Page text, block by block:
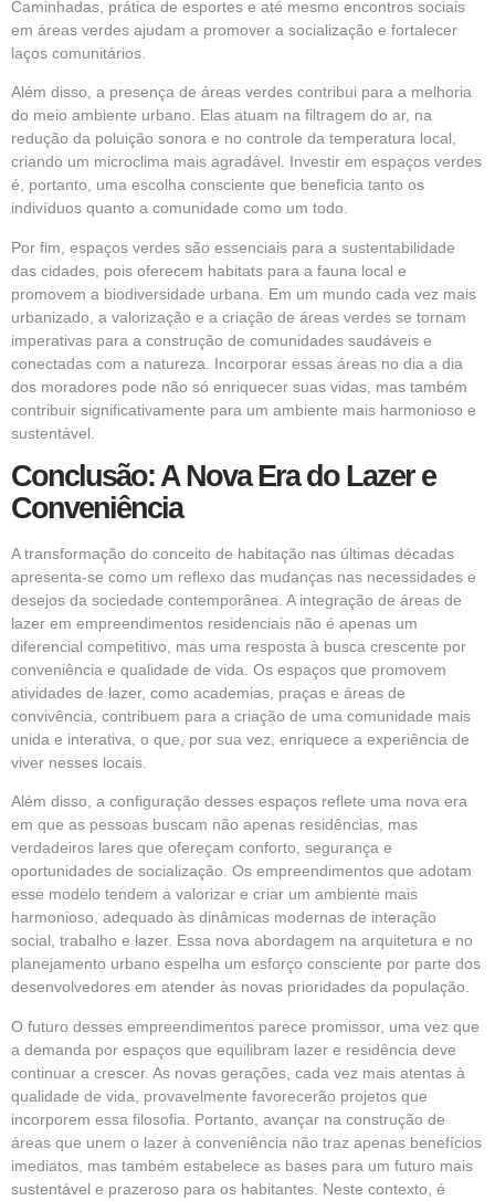
Caminhadas, prática de esportes e até mesmo encontros sociais
em áreas verdes ajudam a promover a socialização e fortalecer
laços comunitários.
Além disso, a presença de áreas verdes contribui para a melhoria
do meio ambiente urbano. Elas atuam na filtragem do ar, na
redução da poluição sonora e no controle da temperatura local,
criando um microclima mais agradável. Investir em espaços verdes
é, portanto, uma escolha consciente que beneficia tanto os
indivíduos quanto a comunidade como um todo.
Por fim, espaços verdes são essenciais para a sustentabilidade
das cidades, pois oferecem habitats para a fauna local e
promovem a biodiversidade urbana. Em um mundo cada vez mais
urbanizado, a valorização e a criação de áreas verdes se tornam
imperativas para a construção de comunidades saudáveis e
conectadas com a natureza. Incorporar essas áreas no dia a dia
dos moradores pode não só enriquecer suas vidas, mas também
contribuir significativamente para um ambiente mais harmonioso e
sustentável.
Conclusão: A Nova Era do Lazer e
Conveniência
A transformação do conceito de habitação nas últimas décadas
apresenta-se como um reflexo das mudanças nas necessidades e
desejos da sociedade contemporânea. A integração de áreas de
lazer em empreendimentos residenciais não é apenas um
diferencial competitivo, mas uma resposta à busca crescente por
conveniência e qualidade de vida. Os espaços que promovem
atividades de lazer, como academias, praças e áreas de
convivência, contribuem para a criação de uma comunidade mais
unida e interativa, o que, por sua vez, enriquece a experiência de
viver nesses locais.
Além disso, a configuração desses espaços reflete uma nova era
em que as pessoas buscam não apenas residências, mas
verdadeiros lares que ofereçam conforto, segurança e
oportunidades de socialização. Os empreendimentos que adotam
esse modelo tendem a valorizar e criar um ambiente mais
harmonioso, adequado às dinâmicas modernas de interação
social, trabalho e lazer. Essa nova abordagem na arquitetura e no
planejamento urbano espelha um esforço consciente por parte dos
desenvolvedores em atender às novas prioridades da população.
O futuro desses empreendimentos parece promissor, uma vez que
a demanda por espaços que equilibram lazer e residência deve
continuar a crescer. As novas gerações, cada vez mais atentas à
qualidade de vida, provavelmente favorecerão projetos que
incorporem essa filosofia. Portanto, avançar na construção de
áreas que unem o lazer à conveniência não traz apenas benefícios
imediatos, mas também estabelece as bases para um futuro mais
sustentável e prazeroso para os habitantes. Neste contexto, é